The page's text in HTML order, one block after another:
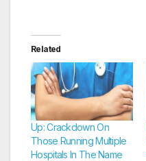
Related
Up: Crackdown On
Those Running Multiple
Hospitals In The Name